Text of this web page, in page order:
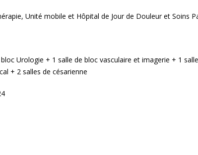
Unité mobile et Hôpital de Jour de Douleur et Soins
Urologie + 1 salle de bloc vasculaire et imagerie + 1 salle
+ 2 salles de césarienne